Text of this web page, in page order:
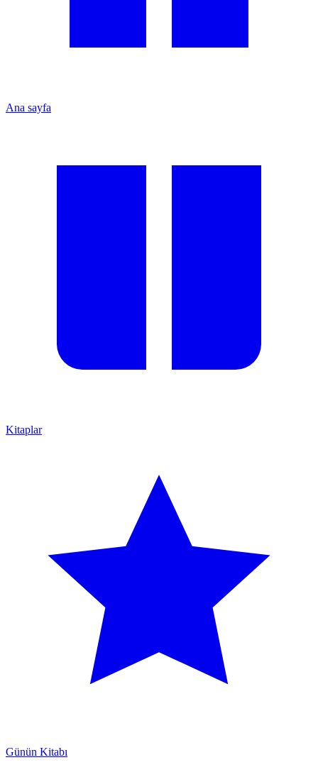
Ana sayfa
Kitaplar
Günün Kitabı